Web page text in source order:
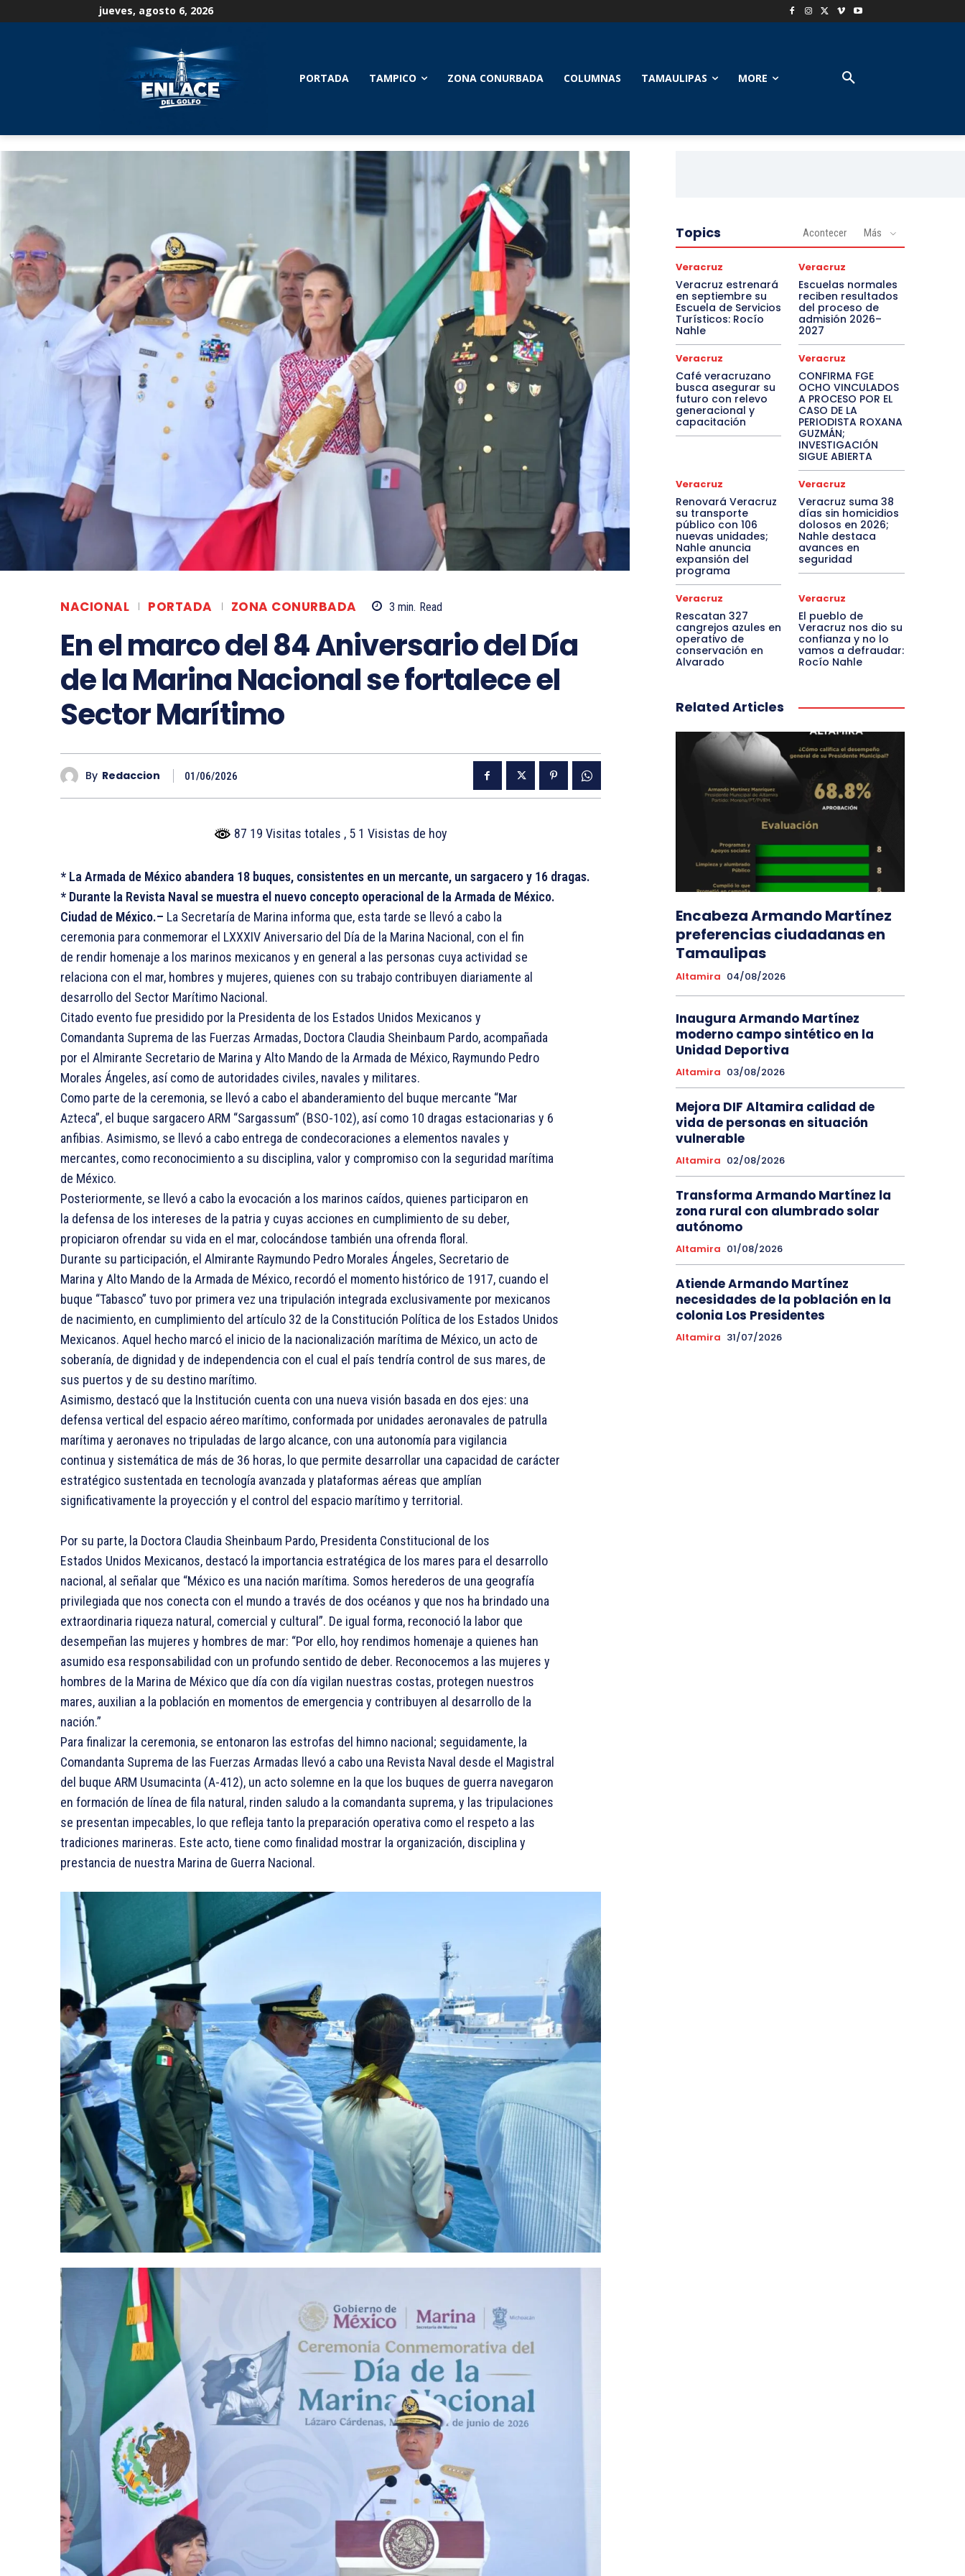
jueves, agosto 6, 2026
PORTADA TAMPICO ZONA CONURBADA COLUMNAS TAMAULIPAS MORE
NACIONAL PORTADA ZONA CONURBADA 3 min. Read
En el marco del 84 Aniversario del Día
de la Marina Nacional se fortalece el
Sector Marítimo
By Redaccion 01/06/2026
87 19 Visitas totales , 5 1 Visistas de hoy
* La Armada de México abandera 18 buques, consistentes en un mercante, un sargacero y 16 dragas.
* Durante la Revista Naval se muestra el nuevo concepto operacional de la Armada de México.
Ciudad de México.– La Secretaría de Marina informa que, esta tarde se llevó a cabo la
ceremonia para conmemorar el LXXXIV Aniversario del Día de la Marina Nacional, con el fin
de rendir homenaje a los marinos mexicanos y en general a las personas cuya actividad se
relaciona con el mar, hombres y mujeres, quienes con su trabajo contribuyen diariamente al
desarrollo del Sector Marítimo Nacional.
Citado evento fue presidido por la Presidenta de los Estados Unidos Mexicanos y
Comandanta Suprema de las Fuerzas Armadas, Doctora Claudia Sheinbaum Pardo, acompañada
por el Almirante Secretario de Marina y Alto Mando de la Armada de México, Raymundo Pedro
Morales Ángeles, así como de autoridades civiles, navales y militares.
Como parte de la ceremonia, se llevó a cabo el abanderamiento del buque mercante “Mar
Azteca”, el buque sargacero ARM “Sargassum” (BSO-102), así como 10 dragas estacionarias y 6
anfibias. Asimismo, se llevó a cabo entrega de condecoraciones a elementos navales y
mercantes, como reconocimiento a su disciplina, valor y compromiso con la seguridad marítima
de México.
Posteriormente, se llevó a cabo la evocación a los marinos caídos, quienes participaron en
la defensa de los intereses de la patria y cuyas acciones en cumplimiento de su deber,
propiciaron ofrendar su vida en el mar, colocándose también una ofrenda floral.
Durante su participación, el Almirante Raymundo Pedro Morales Ángeles, Secretario de
Marina y Alto Mando de la Armada de México, recordó el momento histórico de 1917, cuando el
buque “Tabasco” tuvo por primera vez una tripulación integrada exclusivamente por mexicanos
de nacimiento, en cumplimiento del artículo 32 de la Constitución Política de los Estados Unidos
Mexicanos. Aquel hecho marcó el inicio de la nacionalización marítima de México, un acto de
soberanía, de dignidad y de independencia con el cual el país tendría control de sus mares, de
sus puertos y de su destino marítimo.
Asimismo, destacó que la Institución cuenta con una nueva visión basada en dos ejes: una
defensa vertical del espacio aéreo marítimo, conformada por unidades aeronavales de patrulla
marítima y aeronaves no tripuladas de largo alcance, con una autonomía para vigilancia
continua y sistemática de más de 36 horas, lo que permite desarrollar una capacidad de carácter
estratégico sustentada en tecnología avanzada y plataformas aéreas que amplían
significativamente la proyección y el control del espacio marítimo y territorial.
Por su parte, la Doctora Claudia Sheinbaum Pardo, Presidenta Constitucional de los
Estados Unidos Mexicanos, destacó la importancia estratégica de los mares para el desarrollo
nacional, al señalar que “México es una nación marítima. Somos herederos de una geografía
privilegiada que nos conecta con el mundo a través de dos océanos y que nos ha brindado una
extraordinaria riqueza natural, comercial y cultural”. De igual forma, reconoció la labor que
desempeñan las mujeres y hombres de mar: “Por ello, hoy rendimos homenaje a quienes han
asumido esa responsabilidad con un profundo sentido de deber. Reconocemos a las mujeres y
hombres de la Marina de México que día con día vigilan nuestras costas, protegen nuestros
mares, auxilian a la población en momentos de emergencia y contribuyen al desarrollo de la
nación.”
Para finalizar la ceremonia, se entonaron las estrofas del himno nacional; seguidamente, la
Comandanta Suprema de las Fuerzas Armadas llevó a cabo una Revista Naval desde el Magistral
del buque ARM Usumacinta (A-412), un acto solemne en la que los buques de guerra navegaron
en formación de línea de fila natural, rinden saludo a la comandanta suprema, y las tripulaciones
se presentan impecables, lo que refleja tanto la preparación operativa como el respeto a las
tradiciones marineras. Este acto, tiene como finalidad mostrar la organización, disciplina y
prestancia de nuestra Marina de Guerra Nacional.
Topics Acontecer Más
Veracruz
Veracruz estrenará
en septiembre su
Escuela de Servicios
Turísticos: Rocío
Nahle
Veracruz
Escuelas normales
reciben resultados
del proceso de
admisión 2026–
2027
Veracruz
Café veracruzano
busca asegurar su
futuro con relevo
generacional y
capacitación
Veracruz
CONFIRMA FGE
OCHO VINCULADOS
A PROCESO POR EL
CASO DE LA
PERIODISTA ROXANA
GUZMÁN;
INVESTIGACIÓN
SIGUE ABIERTA
Veracruz
Renovará Veracruz
su transporte
público con 106
nuevas unidades;
Nahle anuncia
expansión del
programa
Veracruz
Veracruz suma 38
días sin homicidios
dolosos en 2026;
Nahle destaca
avances en
seguridad
Veracruz
Rescatan 327
cangrejos azules en
operativo de
conservación en
Alvarado
Veracruz
El pueblo de
Veracruz nos dio su
confianza y no lo
vamos a defraudar:
Rocío Nahle
Related Articles
Encabeza Armando Martínez
preferencias ciudadanas en
Tamaulipas
Altamira 04/08/2026
Inaugura Armando Martínez
moderno campo sintético en la
Unidad Deportiva
Altamira 03/08/2026
Mejora DIF Altamira calidad de
vida de personas en situación
vulnerable
Altamira 02/08/2026
Transforma Armando Martínez la
zona rural con alumbrado solar
autónomo
Altamira 01/08/2026
Atiende Armando Martínez
necesidades de la población en la
colonia Los Presidentes
Altamira 31/07/2026